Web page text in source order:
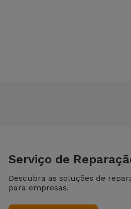
Serviço de
Descubra as soluções de
para empresas.